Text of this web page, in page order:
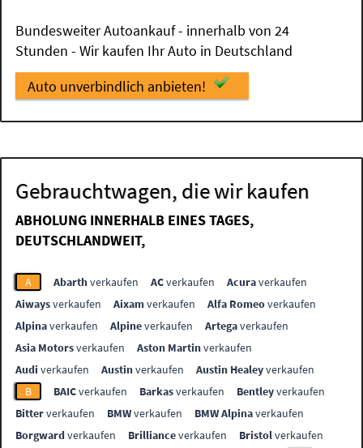
Bundesweiter Autoankauf - innerhalb von 24
Stunden - Wir kaufen Ihr Auto in Deutschland
Auto unverbindlich anbieten!
Gebrauchtwagen, die wir kaufen
ABHOLUNG INNERHALB EINES TAGES,
DEUTSCHLANDWEIT,
A Abarthverkaufen ACverkaufen Acuraverkaufen
Aiwaysverkaufen Aixamverkaufen Alfa Romeoverkaufen
Alpinaverkaufen Alpineverkaufen Artegaverkaufen
Asia Motorsverkaufen Aston Martinverkaufen
Audi verkaufen Austinverkaufen Austin Healeyverkaufen
B
BAICverkaufen Barkasverkaufen Bentleyverkaufen
Bitterverkaufen BMWverkaufen BMW Alpinaverkaufen
Borgwardverkaufen Brillianceverkaufen Bristolverkaufen